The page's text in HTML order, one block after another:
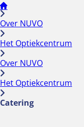
Over NUVO
Het Optiekcentrum
Over NUVO
Het Optiekcentrum
Catering